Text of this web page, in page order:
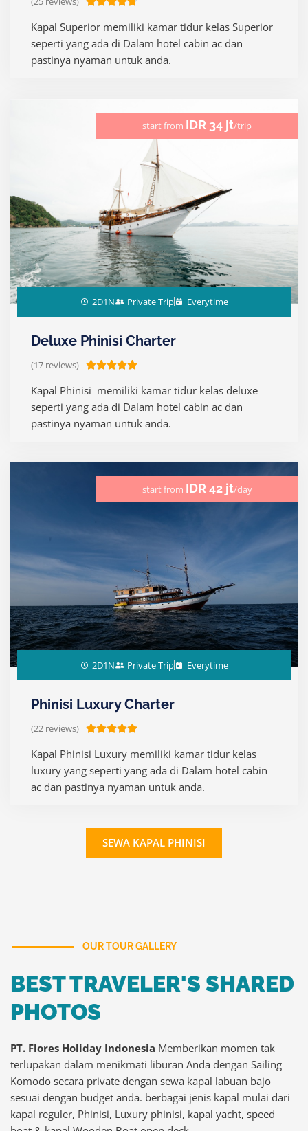
t
e
d
8
5
Kapal Superior memiliki kamar tidur kelas Superior
seperti yang ada di Dalam hotel cabin ac dan
pastinya nyaman untuk anda.
start from IDR 34 jt/trip
2D1N Private Trip Everytime
Deluxe Phinisi Charter
(17 reviews) R
t
e
d
o
u
Kapal Phinisi memiliki kamar tidur kelas deluxe
seperti yang ada di Dalam hotel cabin ac dan
pastinya nyaman untuk anda.
start from IDR 42 jt/day
2D1N Private Trip Everytime
Phinisi Luxury Charter
(22 reviews) R
t
e
d
o
u
t
Kapal Phinisi Luxury memiliki kamar tidur kelas
luxury yang seperti yang ada di Dalam hotel cabin
ac dan pastinya nyaman untuk anda.
SEWA KAPAL PHINISI
OUR TOUR GALLERY
BEST TRAVELER'S SHARED
PHOTOS
PT. Flores Holiday Indonesia Memberikan momen tak
terlupakan dalam menikmati liburan Anda dengan Sailing
Komodo secara private dengan sewa kapal labuan bajo
sesuai dengan budget anda. berbagai jenis kapal mulai dari
kapal reguler, Phinisi, Luxury phinisi, kapal yacht, speed